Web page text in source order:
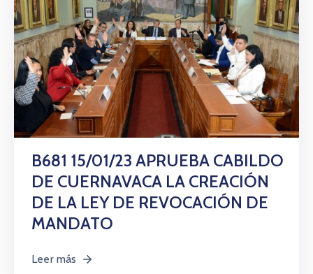
y
Servicios
Licitaciones
Transparencia
Directorio
B681 15/01/23 APRUEBA CABILDO
DE CUERNAVACA LA CREACIÓN
DE LA LEY DE REVOCACIÓN DE
MANDATO
Leer más